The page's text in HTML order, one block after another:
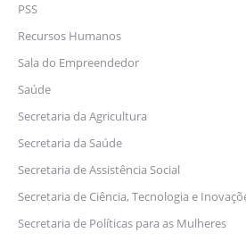
PSS
Recursos Humanos
Sala do Empreendedor
Saúde
Secretaria da Agricultura
Secretaria da Saúde
Secretaria de Assistência Social
Secretaria de Ciência, Tecnologia e
Secretaria de Políticas para as Mulheres